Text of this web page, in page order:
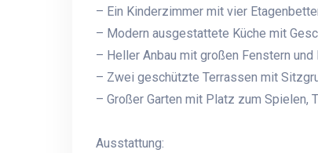
– Ein Kinderzimmer mit vier
– Modern ausgestattete Küche mit
– Heller Anbau mit großen Fenstern und
– Zwei geschützte Terrassen mit
– Großer Garten mit Platz zum Spielen,
Ausstattung: